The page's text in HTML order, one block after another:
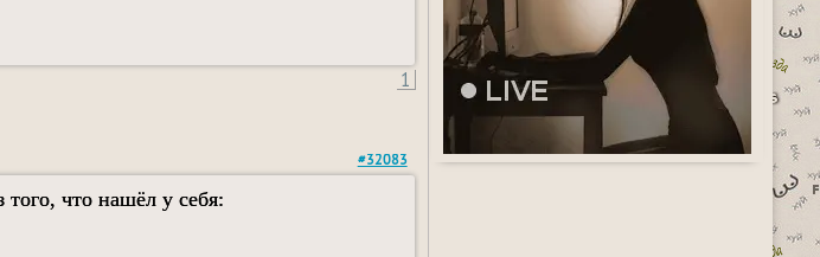
1
#32083
того, что нашёл у себя: